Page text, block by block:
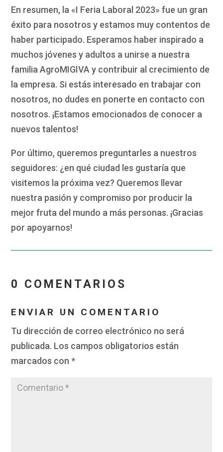
En resumen, la «I Feria Laboral 2023» fue un gran
éxito para nosotros y estamos muy contentos de
haber participado. Esperamos haber inspirado a
muchos jóvenes y adultos a unirse a nuestra
familia AgroMIGIVA y contribuir al crecimiento de
la empresa. Si estás interesado en trabajar con
nosotros, no dudes en ponerte en contacto con
nosotros. ¡Estamos emocionados de conocer a
nuevos talentos!
Por último, queremos preguntarles a nuestros
seguidores: ¿en qué ciudad les gustaría que
visitemos la próxima vez? Queremos llevar
nuestra pasión y compromiso por producir la
mejor fruta del mundo a más personas. ¡Gracias
por apoyarnos!
0 COMENTARIOS
ENVIAR UN COMENTARIO
Tu dirección de correo electrónico no será
publicada. Los campos obligatorios están
marcados con *